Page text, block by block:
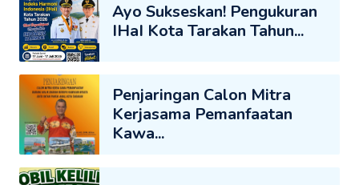
Ayo Sukseskan! Pengukuran
IHaI Kota Tarakan Tahun...
Penjaringan Calon Mitra
Kerjasama Pemanfaatan
Kawa...